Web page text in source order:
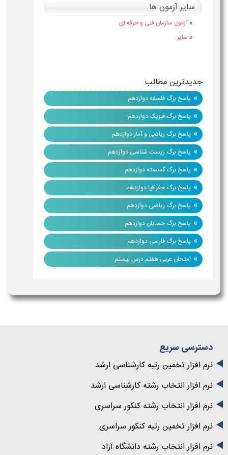
سایر آزمون ها
» آزمون سازمان فنی و حرفه ای
» سایر
جدیدترین مطالب
» پاسخ برگ فلسفه دوازدهم
» پاسخ برگ فیزیک دوازدهم
» پاسخ برگ ریاضی و آمار دوازدهم
» پاسخ برگ زیست شناسی دوازدهم
» پاسخ برگ گسسته دوازدهم
» پاسخ برگ جغرافیا دوازدهم
» پاسخ برگ ریاضی دوازدهم
» پاسخ برگ حسابان دوازدهم
» پاسخ برگ فارسی دوازدهم
» امتحان عربی هفتم درس بیستم
دسترسی سریع
نرم افزار تخمین رتبه کارشناسی ارشد
نرم افزار انتخاب رشته کارشناسی ارشد
نرم افزار انتخاب رشته کنکور سراسری
نرم افزار تخمین رتبه کنکور سراسری
نرم افزار انتخاب رشته دانشگاه آزاد